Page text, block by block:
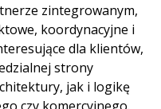
zintegrowanym,
koordynacyjne i
dla klientów,
strony
jak i logikę